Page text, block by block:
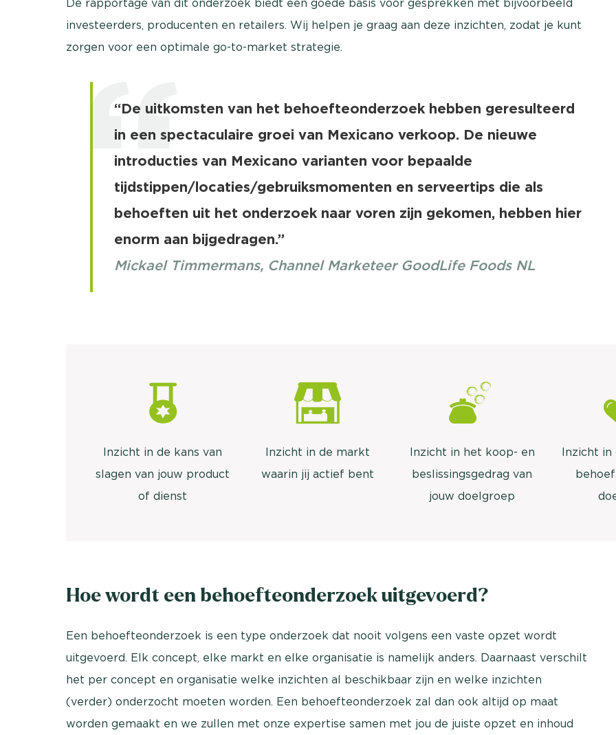
De rapportage van dit onderzoek biedt een goede basis voor gesprekken met bijvoorbeeld
investeerders, producenten en retailers. Wij helpen je graag aan deze inzichten, zodat je kunt
zorgen voor een optimale go-to-market strategie.
“De uitkomsten van het behoefteonderzoek hebben geresulteerd
in een spectaculaire groei van Mexicano verkoop. De nieuwe
introducties van Mexicano varianten voor bepaalde
tijdstippen/locaties/gebruiksmomenten en serveertips die als
behoeften uit het onderzoek naar voren zijn gekomen, hebben hier
enorm aan bijgedragen.”
Mickael Timmermans, Channel Marketeer GoodLife Foods NL
Inzicht in de kans van
slagen van jouw product
of dienst
Inzicht in de markt
waarin jij actief bent
Inzicht in het koop- en
beslissingsgedrag van
jouw doelgroep
Inzicht in
Hoe wordt een behoefteonderzoek uitgevoerd?
Een behoefteonderzoek is een type onderzoek dat nooit volgens een vaste opzet wordt
uitgevoerd. Elk concept, elke markt en elke organisatie is namelijk anders. Daarnaast verschilt
het per concept en organisatie welke inzichten al beschikbaar zijn en welke inzichten
(verder) onderzocht moeten worden. Een behoefteonderzoek zal dan ook altijd op maat
worden gemaakt en we zullen met onze expertise samen met jou de juiste opzet en inhoud